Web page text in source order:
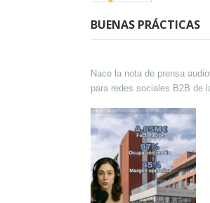
BUENAS PRÁCTICAS
Nace la nota de prensa
para redes sociales B2B de